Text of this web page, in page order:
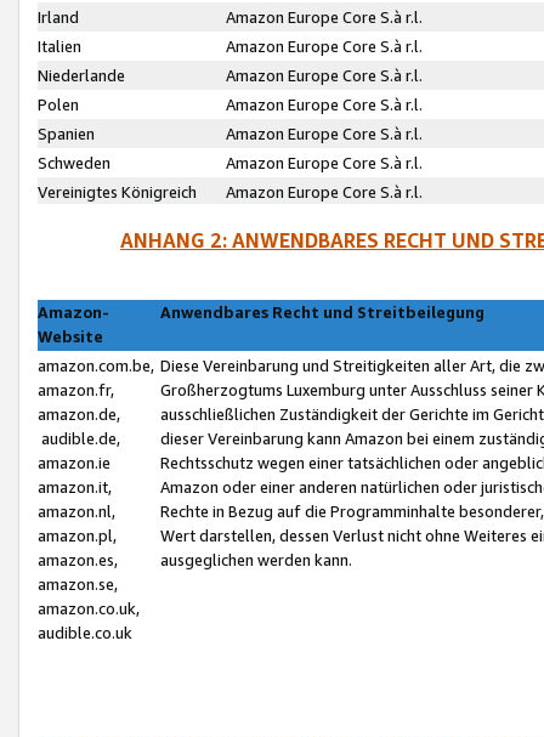
Irland
Amazon Europe Core S.à r.l.
Italien
Amazon Europe Core S.à r.l.
Niederlande
Amazon Europe Core S.à r.l.
Polen
Amazon Europe Core S.à r.l.
Spanien
Amazon Europe Core S.à r.l.
Schweden
Amazon Europe Core S.à r.l.
Vereinigtes Königreich
Amazon Europe Core S.à r.l.
ANHANG 2: ANWENDBARES RECHT UND
Amazon-
Website
Anwendbares Recht und Streitbeilegung
amazon.com.be,
amazon.fr,
amazon.de,
audible.de,
amazon.ie
amazon.it,
amazon.nl,
amazon.pl,
amazon.es,
amazon.se,
amazon.co.uk,
audible.co.uk
Diese Vereinbarung und Streitigkeiten aller Art, die
Großherzogtums Luxemburg unter Ausschluss
ausschließlichen Zuständigkeit der Gerichte im
dieser Vereinbarung kann Amazon bei einem
Rechtsschutz wegen einer tatsächlichen oder
Amazon oder einer anderen natürlichen oder
Rechte in Bezug auf die Programminhalte
Wert darstellen, dessen Verlust nicht ohne Weiteres
ausgeglichen werden kann.